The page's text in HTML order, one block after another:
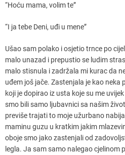
“Hoću mama, volim te”
“I ja tebe Deni, uđi u mene”
Ušao sam polako i osjetio trnce po
malo unazad i prepustio se ludim
malo stisnula i zadržala mi kurac da
uđem još jače. Zastenjala je kao
koji je dopirao iz usta koje su me
smo bili samo ljubavnici sa našim
previše trajati to moje užurbano
maminu guzu u kratkim jakim
oboje smo jako zastenjali od
legla. Ja sam samo nalegao cjelinom